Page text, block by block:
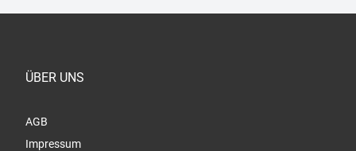
ÜBER UNS
AGB
Impressum